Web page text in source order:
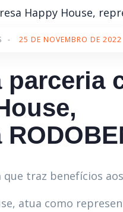
- 25 DE NOVEMBRO DE 2022
parceria
traz benefícios
atua como